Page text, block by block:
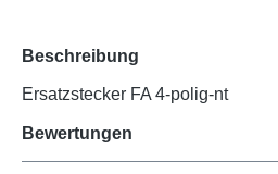
Beschreibung
Ersatzstecker FA 4-polig-nt
Bewertungen